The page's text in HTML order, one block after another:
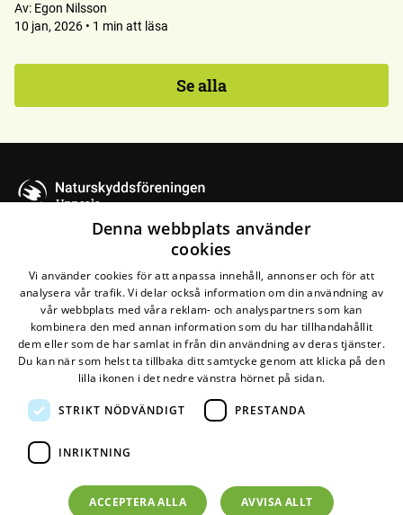
Av: Egon Nilsson
10 jan, 2026 • 1 min att läsa
Se alla
Uppsala
Kontakta oss
Naturskyddsföreningen Uppsala
Maila oss
Den här webbplatsen drivs avGlesys ABmed
Miljöval-märkt
©2026
Om personuppgifter
Denna webbplats använder
cookies
Vi använder cookies för att anpassa innehåll, annonser och för att
analysera vår trafik. Vi delar också information om din användning av
vår webbplats med våra reklam- och analyspartners som kan
kombinera den med annan information som du har tillhandahållit
dem eller som de har samlat in från din användning av deras tjänster.
Du kan när som helst ta tillbaka ditt samtycke genom att klicka på den
lilla ikonen i det nedre vänstra hörnet på sidan.
STRIKT NÖDVÄNDIGT PRESTANDA
INRIKTNING
ACCEPTERA ALLA AVVISA ALLT